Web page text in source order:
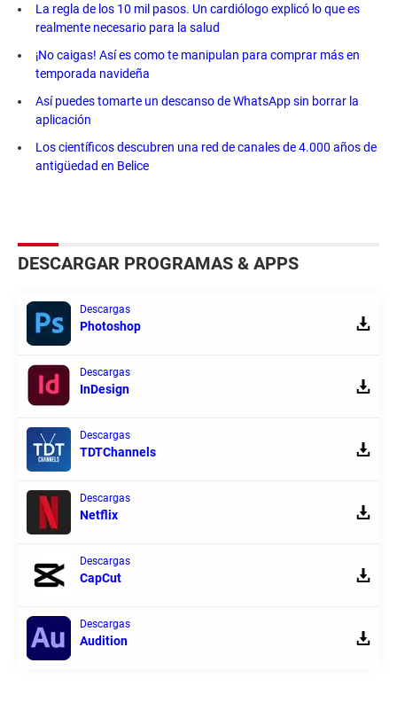
La regla de los 10 mil pasos. Un cardiólogo explicó lo que es
realmente necesario para la salud
¡No caigas! Así es como te manipulan para comprar más en
temporada navideña
Así puedes tomarte un descanso de WhatsApp sin borrar la
aplicación
Los científicos descubren una red de canales de 4.000 años de
antigüedad en Belice
DESCARGAR PROGRAMAS & APPS
Descargas
Photoshop
Descargas
InDesign
Descargas
TDTChannels
Descargas
Netflix
Descargas
CapCut
Descargas
Audition